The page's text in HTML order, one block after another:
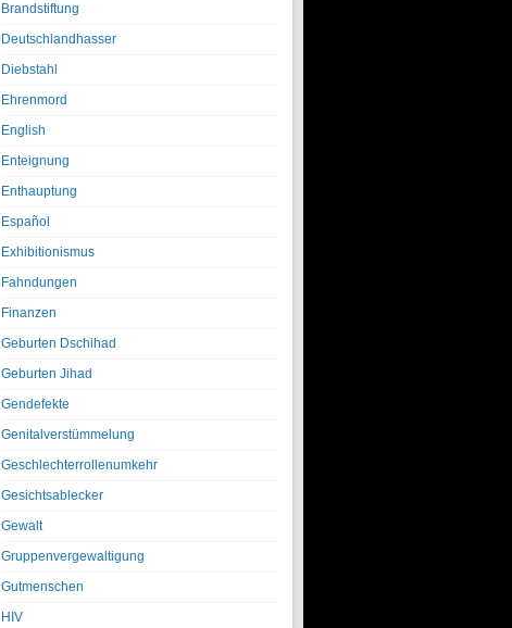
Brandstiftung
Deutschlandhasser
Diebstahl
Ehrenmord
English
Enteignung
Enthauptung
Español
Exhibitionismus
Fahndungen
Finanzen
Geburten Dschihad
Geburten Jihad
Gendefekte
Genitalverstümmelung
Geschlechterrollenumkehr
Gesichtsablecker
Gewalt
Gruppenvergewaltigung
Gutmenschen
HIV